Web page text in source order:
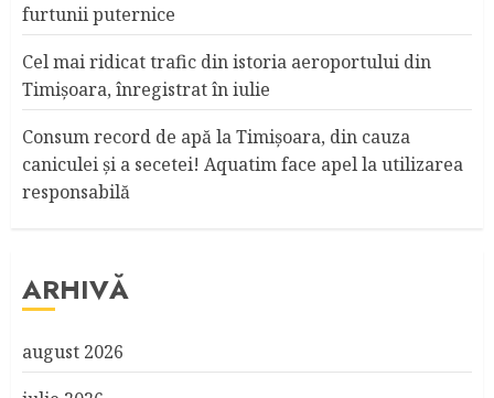
furtunii puternice
Cel mai ridicat trafic din istoria aeroportului din
Timişoara, înregistrat în iulie
Consum record de apă la Timişoara, din cauza
caniculei şi a secetei! Aquatim face apel la utilizarea
responsabilă
ARHIVĂ
august 2026